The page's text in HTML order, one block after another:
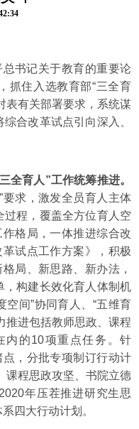
书记关于教育的重要论
抓住入选教育部“三全育
表有关部署要求，系统谋
合改革试点引向深入、
全育人”工作统筹推进。
要求，激发全员育人主体
程，覆盖全方位育人空
作格局，一体推进综合改
革试点工作方案》，积极
局、新思路、新办法，
，构建长效化育人体制机
空间”协同育人、“五维育
推进包括教师思政、课程
内的10项重点任务。针
点，分批专项制订行动计
课程思政攻坚、书院立德
年压茬推进研究生思
四大行动计划。